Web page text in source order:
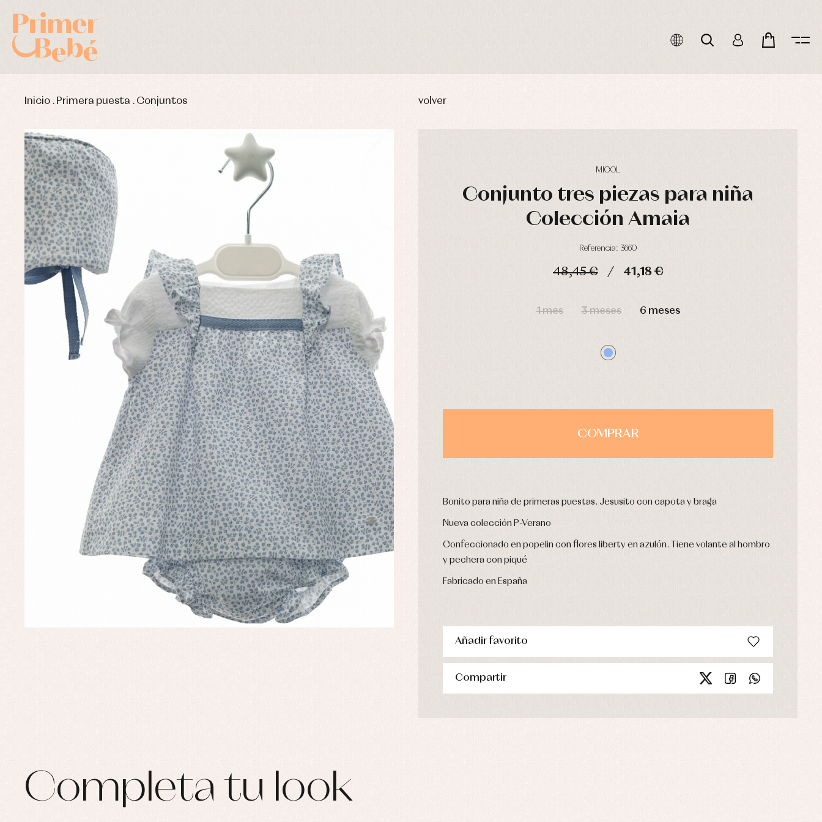
Inicio . Primera puesta . Conjuntos volver
MICOL
Conjunto tres piezas para niña
Colección Amaia
Referencia: 3660
48,45 € 41,18 €
1 mes 3 meses 6 meses
COMPRAR
Bonito para niña de primeras puestas. Jesusito con capota y braga
Nueva colección P-Verano
Confeccionado en popelin con flores liberty en azulón. Tiene volante al hombro
y pechera con piqué
Fabricado en España
Añadir favorito
Compartir
Completa tu look
Complementos de bautizo
Conjuntos
Faldones de bautizo
Peleles y ranitas
Baberos
Blusas, camisas y jerseys
Complementos
Conjuntos
Faldones de bebé
Peleles y ranitas
Ropa interior, bodys,
pijamas...
Blusas y camisas
Chaquetas y abrigos
Complementos
Conjuntos
Peleles y ranitas
Ropa interior
Vestidos
Accesorios
Arras y fiesta
Blusas y camisas
Chaquetas y jersey
Conjuntos
Ropa de abrigo
Ropa de baño
Ropa interior
Vestidos
Ropa interior
Calcetines
Gorros y capotas
Leotardos
Puericultura